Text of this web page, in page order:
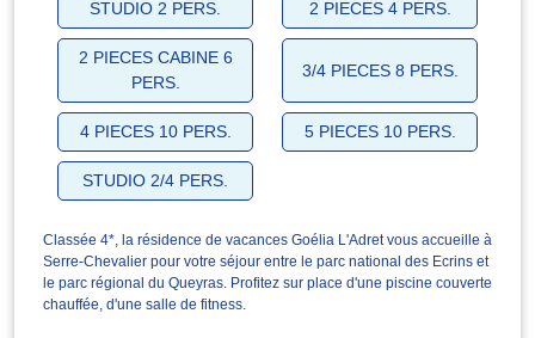
STUDIO 2 PERS. 2 PIECES 4 PERS.
2 PIECES CABINE 6
PERS.
3/4 PIECES 8 PERS.
4 PIECES 10 PERS. 5 PIECES 10 PERS.
STUDIO 2/4 PERS.
Classée 4*, la résidence de vacances Goélia L'Adret vous accueille à
Serre-Chevalier pour votre séjour entre le parc national des Ecrins et
le parc régional du Queyras. Profitez sur place d'une piscine couverte
chauffée, d'une salle de fitness.